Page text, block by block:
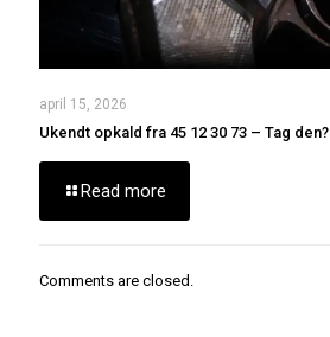
april 15, 2026
Ukendt opkald fra 45 12 30 73 – Tag den?
Read more
Comments are closed.